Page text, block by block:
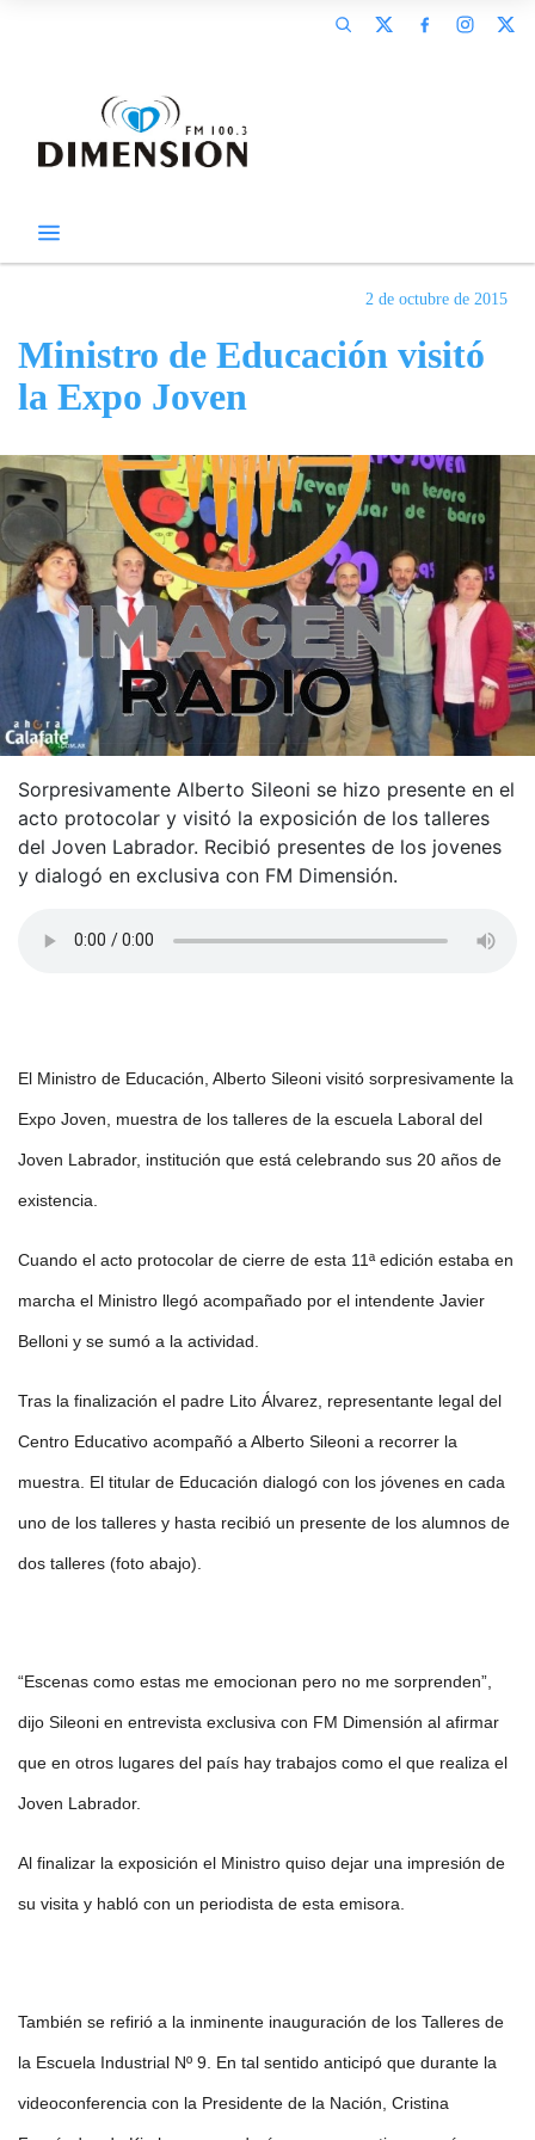
2 de octubre de 2015
Ministro de Educación visitó
la Expo Joven
Sorpresivamente Alberto Sileoni se hizo presente en el
acto protocolar y visitó la exposición de los talleres
del Joven Labrador. Recibió presentes de los jovenes
y dialogó en exclusiva con FM Dimensión.
El Ministro de Educación, Alberto Sileoni visitó sorpresivamente la
Expo Joven, muestra de los talleres de la escuela Laboral del
Joven Labrador, institución que está celebrando sus 20 años de
existencia.
Cuando el acto protocolar de cierre de esta 11ª edición estaba en
marcha el Ministro llegó acompañado por el intendente Javier
Belloni y se sumó a la actividad.
Tras la finalización el padre Lito Álvarez, representante legal del
Centro Educativo acompañó a Alberto Sileoni a recorrer la
muestra. El titular de Educación dialogó con los jóvenes en cada
uno de los talleres y hasta recibió un presente de los alumnos de
dos talleres (foto abajo).
“Escenas como estas me emocionan pero no me sorprenden”,
dijo Sileoni en entrevista exclusiva con FM Dimensión al afirmar
que en otros lugares del país hay trabajos como el que realiza el
Joven Labrador.
Al finalizar la exposición el Ministro quiso dejar una impresión de
su visita y habló con un periodista de esta emisora.
También se refirió a la inminente inauguración de los Talleres de
la Escuela Industrial Nº 9. En tal sentido anticipó que durante la
videoconferencia con la Presidente de la Nación, Cristina